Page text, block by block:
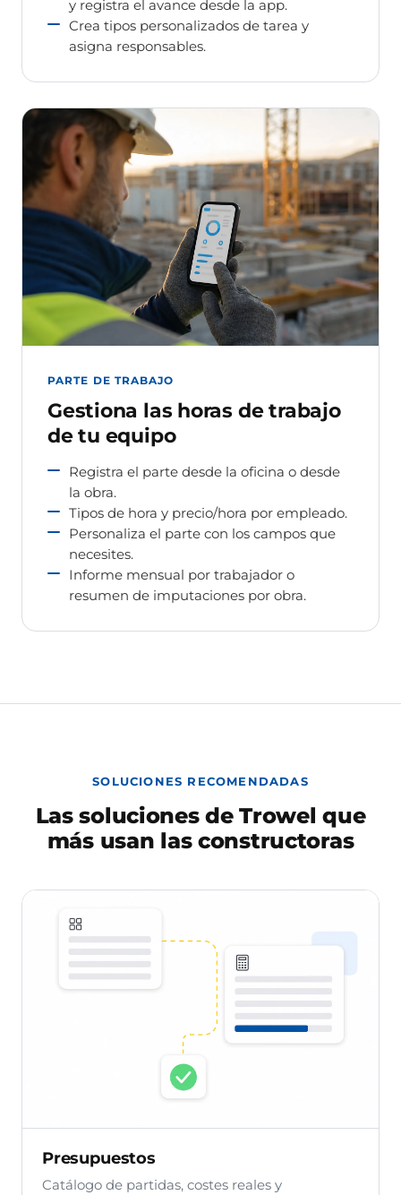
y registra el avance desde la app.
Crea tipos personalizados de tarea y
asigna responsables.
PARTE DE TRABAJO
Gestiona las horas de trabajo
de tu equipo
Registra el parte desde la oficina o desde
la obra.
Tipos de hora y precio/hora por empleado.
Personaliza el parte con los campos que
necesites.
Informe mensual por trabajador o
resumen de imputaciones por obra.
SOLUCIONES RECOMENDADAS
Las soluciones de Trowel que
más usan las constructoras
Presupuestos
Catálogo de partidas, costes reales y